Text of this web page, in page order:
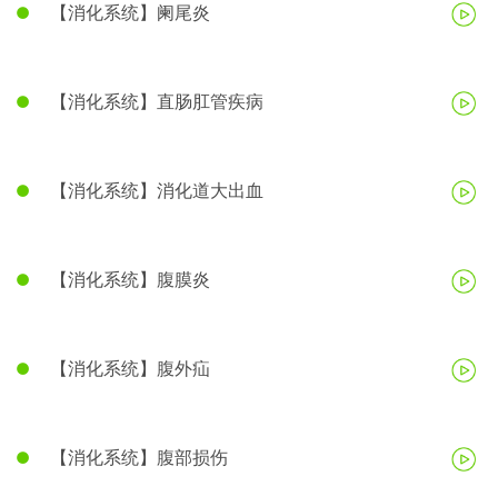
【消化系统】阑尾炎
【消化系统】直肠肛管疾病
【消化系统】消化道大出血
【消化系统】腹膜炎
【消化系统】腹外疝
【消化系统】腹部损伤